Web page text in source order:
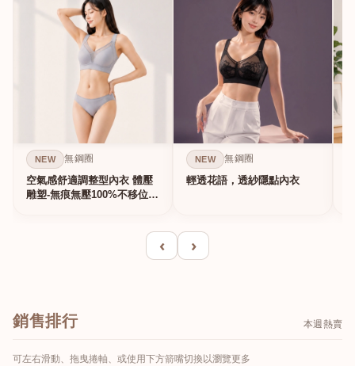
NEW 無鋼圈
空氣感舒適調整型內衣 體壓
雕塑-無痕無壓100%不移位的
NEW 無鋼圈
輕透花語，透紗隱點內衣
‹ ›
銷售排行 本週熱賣
可左右滑動、拖曳捲軸、或使用下方箭嘴切換以瀏覽更多